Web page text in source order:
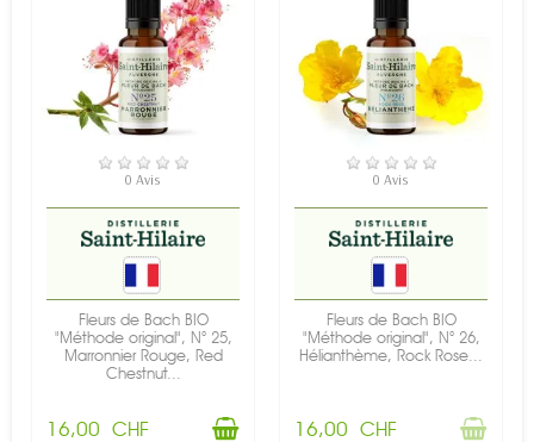
EN STOCK
0 Avis
Fleurs de Bach BIO
"Méthode original", N° 25,
Marronnier Rouge, Red
Chestnut...
16,00 CHF
RUPTURE DE STOCK
0 Avis
Fleurs de Bach BIO
"Méthode original", N° 26,
Hélianthème, Rock Rose...
16,00 CHF